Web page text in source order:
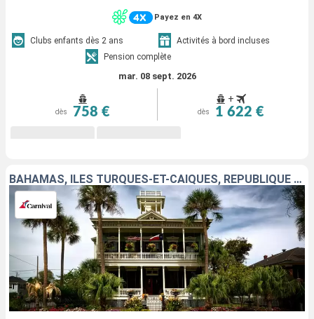
Payez en 4X
Clubs enfants dès 2 ans
Activités à bord incluses
Pension complète
mar. 08 sept. 2026
dès 758 €
+
dès 1 622 €
BAHAMAS, ÎLES TURQUES-ET-CAÏQUES, RÉPUBLIQUE DOMINICAINE, ÉTATS-UNIS